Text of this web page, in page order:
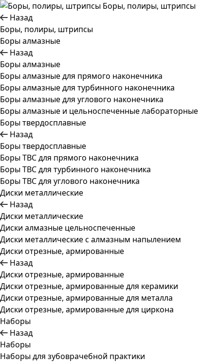
Боры, полиры, штрипсы
Назад
Боры, полиры, штрипсы
Боры алмазные
Назад
Боры алмазные
Боры алмазные для прямого наконечника
Боры алмазные для турбинного наконечника
Боры алмазные для углового наконечника
Боры алмазные и цельноспеченные лабораторные
Боры твердосплавные
Назад
Боры твердосплавные
Боры ТВС для прямого наконечника
Боры ТВС для турбинного наконечника
Боры ТВС для углового наконечника
Диски металлические
Назад
Диски металлические
Диски алмазные цельноспеченные
Диски металлические с алмазным напылением
Диски отрезные, армированные
Назад
Диски отрезные, армированные
Диски отрезные, армированные для керамики
Диски отрезные, армированные для металла
Диски отрезные, армированные для циркона
Наборы
Назад
Наборы
Наборы для зубоврачебной практики